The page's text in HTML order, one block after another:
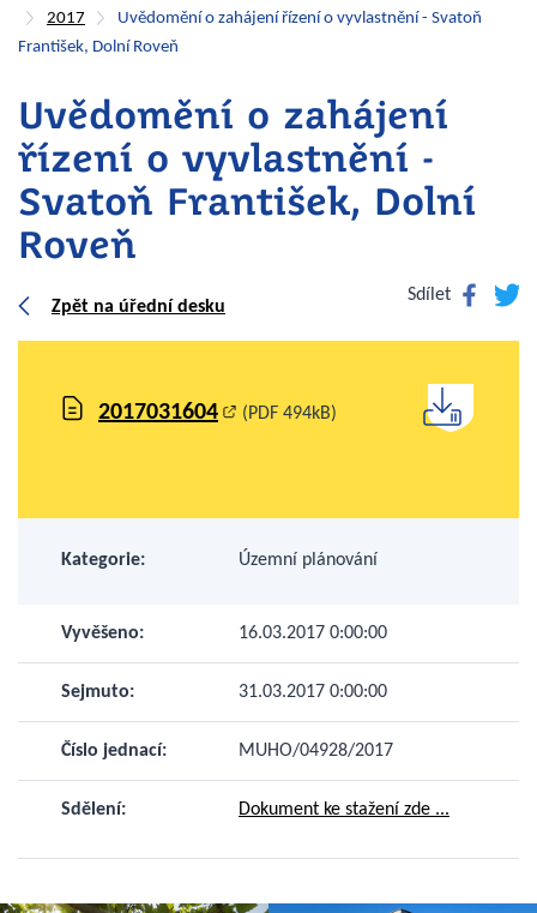
2017
Uvědomění o zahájení řízení o vyvlastnění - Svatoň
František, Dolní Roveň
Uvědomění o zahájení
řízení o vyvlastnění -
Svatoň František, Dolní
Roveň
Zpět na úřední desku
Sdílet Facebook
2017031604 (PDF 494kB)
Kategorie: Územní plánování
Vyvěšeno: 16.03.2017 0:00:00
Sejmuto: 31.03.2017 0:00:00
Číslo jednací: MUHO/04928/2017
Sdělení: Dokument ke stažení zde ...